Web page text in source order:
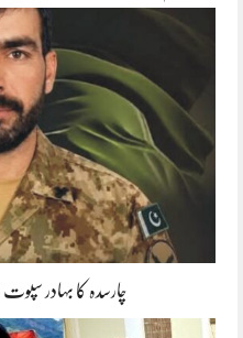
چارسدہ کا بہادر